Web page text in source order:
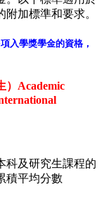
加標準和要求。
入學獎學金的資格，
）Academic
科及研究生課程的
積平均分數